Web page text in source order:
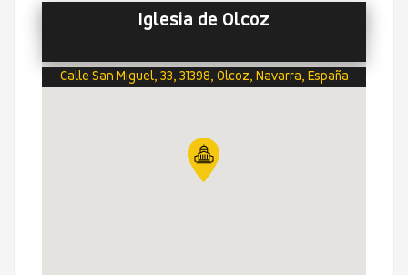
Iglesia de Olcoz
Calle San Miguel, 33, 31398, Olcoz, Navarra, España